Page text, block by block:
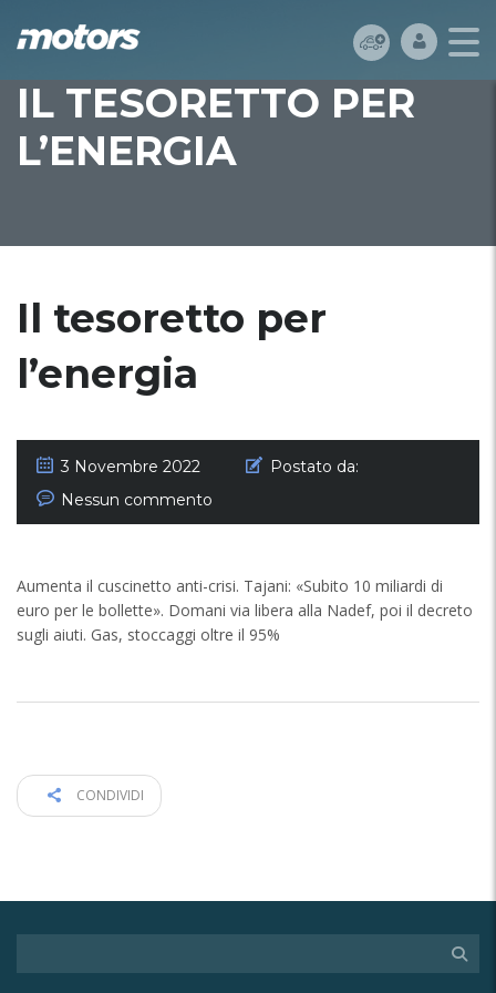
IL TESORETTO PER
L’ENERGIA
Il tesoretto per
l’energia
3 Novembre 2022
Postato da:
Nessun commento
Aumenta il cuscinetto anti-crisi. Tajani: «Subito 10 miliardi di
euro per le bollette». Domani via libera alla Nadef, poi il decreto
sugli aiuti. Gas, stoccaggi oltre il 95%
CONDIVIDI